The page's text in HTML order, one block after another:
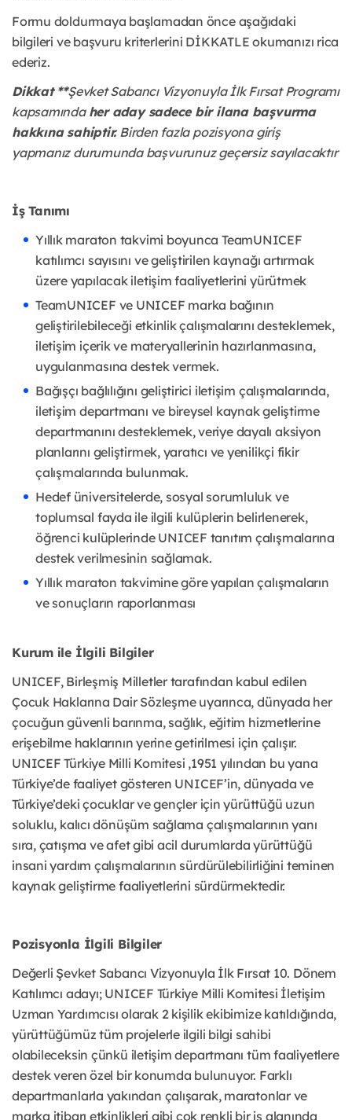
Formu doldurmaya başlamadan önce aşağıdaki
bilgileri ve başvuru kriterlerini DİKKATLE okumanızı rica
ederiz.
Dikkat **Şevket Sabancı Vizyonuyla İlk Fırsat Programı
kapsamında her aday sadece bir ilana başvurma
hakkına sahiptir.Birden fazla pozisyona giriş
yapmanız durumunda başvurunuz geçersiz sayılacaktır
İş Tanımı
Yıllık maraton takvimi boyunca TeamUNICEF
katılımcı sayısını ve geliştirilen kaynağı artırmak
üzere yapılacak iletişim faaliyetlerini yürütmek
TeamUNICEF ve UNICEF marka bağının
geliştirilebileceği etkinlik çalışmalarını desteklemek,
iletişim içerik ve materyallerinin hazırlanmasına,
uygulanmasına destek vermek.
Bağışçı bağlılığını geliştirici iletişim çalışmalarında,
iletişim departmanı ve bireysel kaynak geliştirme
departmanını desteklemek, veriye dayalı aksiyon
planlarını geliştirmek, yaratıcı ve yenilikçi fikir
çalışmalarında bulunmak.
Hedef üniversitelerde, sosyal sorumluluk ve
toplumsal fayda ile ilgili kulüplerin belirlenerek,
öğrenci kulüplerinde UNICEF tanıtım çalışmalarına
destek verilmesinin sağlamak.
Yıllık maraton takvimine göre yapılan çalışmaların
ve sonuçların raporlanması
Kurum ile İlgili Bilgiler
UNICEF, Birleşmiş Milletler tarafından kabul edilen
Çocuk Haklarına Dair Sözleşme uyarınca, dünyada her
çocuğun güvenli barınma, sağlık, eğitim hizmetlerine
erişebilme haklarının yerine getirilmesi için çalışır.
UNICEF Türkiye Milli Komitesi ,1951 yılından bu yana
Türkiye’de faaliyet gösteren UNICEF’in, dünyada ve
Türkiye’deki çocuklar ve gençler için yürüttüğü uzun
soluklu, kalıcı dönüşüm sağlama çalışmalarının yanı
sıra, çatışma ve afet gibi acil durumlarda yürüttüğü
insani yardım çalışmalarının sürdürülebilirliğini teminen
kaynak geliştirme faaliyetlerini sürdürmektedir.
Pozisyonla İlgili Bilgiler
Değerli Şevket Sabancı Vizyonuyla İlk Fırsat 10. Dönem
Katılımcı adayı; UNICEF Türkiye Milli Komitesi İletişim
Uzman Yardımcısı olarak 2 kişilik ekibimize katıldığında,
yürüttüğümüz tüm projelerle ilgili bilgi sahibi
olabileceksin çünkü iletişim departmanı tüm faaliyetlere
destek veren özel bir konumda bulunuyor. Farklı
departmanlarla yakından çalışarak, maratonlar ve
marka itibarı etkinlikleri gibi çok renkli bir iş alanında